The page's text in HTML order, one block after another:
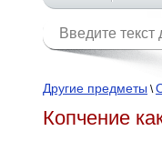
Другие предметы \
Копчение